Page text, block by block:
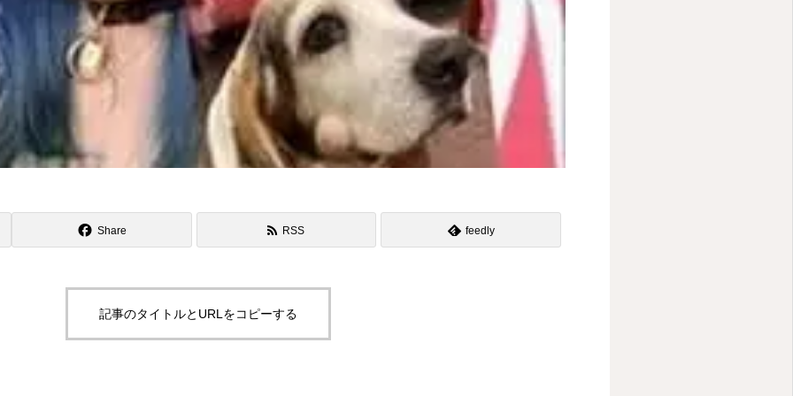
Share RSS feedly
記事のタイトルとURLをコピーする